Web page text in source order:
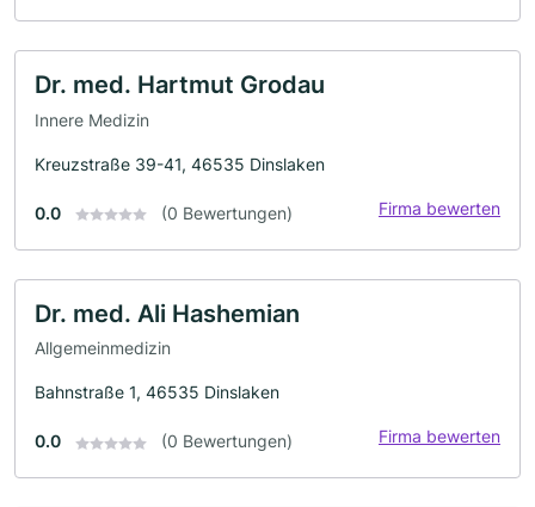
Dr. med. Hartmut Grodau
Innere Medizin
Kreuzstraße 39-41, 46535 Dinslaken
0.0 (0 Bewertungen) Firma bewerten
Dr. med. Ali Hashemian
Allgemeinmedizin
Bahnstraße 1, 46535 Dinslaken
0.0 (0 Bewertungen) Firma bewerten